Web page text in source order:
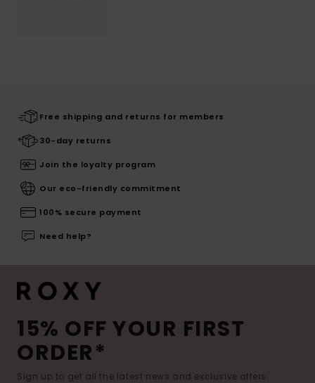
Free shipping and returns for members
30-day returns
Join the loyalty program
Our eco-friendly commitment
100% secure payment
Need help?
15% OFF YOUR FIRST
ORDER*
Sign up to get all the latest news and exclusive offers.